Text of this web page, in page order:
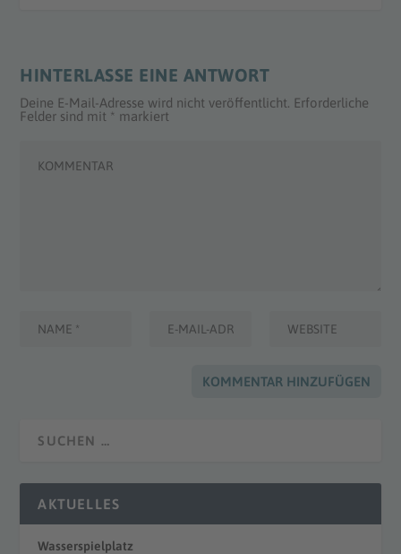
HINTERLASSE EINE ANTWORT
Deine E-Mail-Adresse wird nicht veröffentlicht. Erforderliche
Felder sind mit * markiert
AKTUELLES
Wasserspielplatz